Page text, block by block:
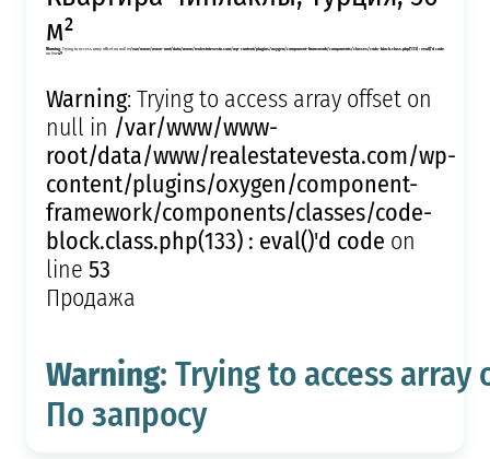
м²
Warning: Trying to access array offset on null in/var/www/www-root/data/www/realestatevesta.com/wp-content/plugins/oxygen/component-framework/components/classes/code-block.class.php(133) : eval()'d code
on line49
Warning: Trying to access array offset on
null in /var/www/www-
root/data/www/realestatevesta.com/wp-
content/plugins/oxygen/component-
framework/components/classes/code-
block.class.php(133) : eval()'d code on
line53
Продажа
Warning: Trying to access
По запросу